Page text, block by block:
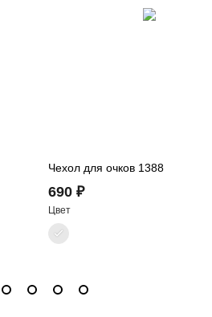
Чехол для очков 1388
690 ₽
Цвет